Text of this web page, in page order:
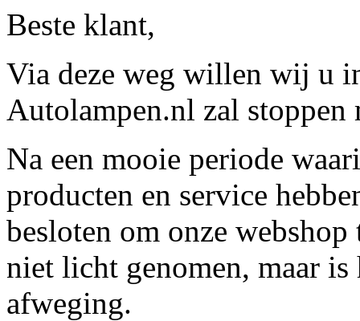
Beste klant,
Via deze weg willen wij u
Autolampen.nl zal stoppen
Na een mooie periode
producten en service
besloten om onze
niet licht genomen, maar
afweging.